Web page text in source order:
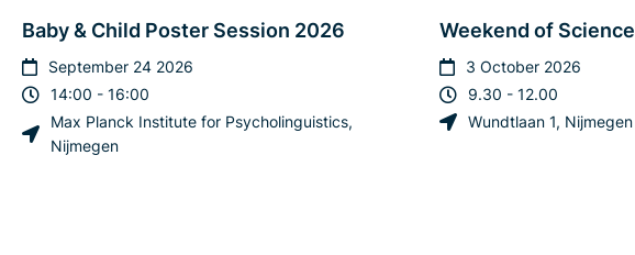
Baby & Child Poster Session 2026
September 24 2026
14:00 - 16:00
Max Planck Institute for Psycholinguistics,
Nijmegen
Weekend of Science
3 October 2026
9.30 - 12.00
Wundtlaan 1, Nijmegen